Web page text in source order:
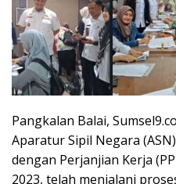
Pangkalan Balai,
Aparatur Sipil Negara
dengan Perjanjian Kerja
2023, telah menjalani